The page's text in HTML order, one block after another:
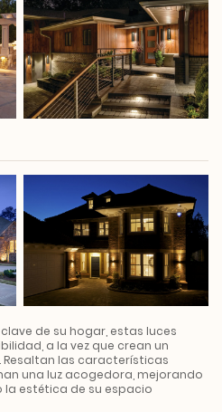
de su hogar, estas luces
a la vez que crean un
las características
una luz acogedora, mejorando
estética de su espacio